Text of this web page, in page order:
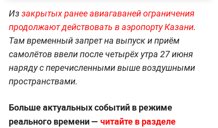
Иззакрытых ранее авиагаваней ограничения
продолжают действовать в аэропорту Казани.
Там временный запрет на выпуск и приём
самолётов ввели после четырёх утра 27 июня
наряду с перечисленными выше воздушными
пространствами.
Больше актуальных событий в режиме
реального времени — читайте в разделе